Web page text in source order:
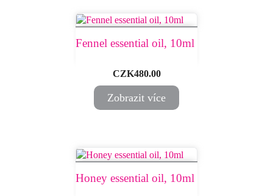
Fennel essential oil, 10ml ​
Price
CZK480.00
Zobrazit více
Honey essential oil, 10ml ​